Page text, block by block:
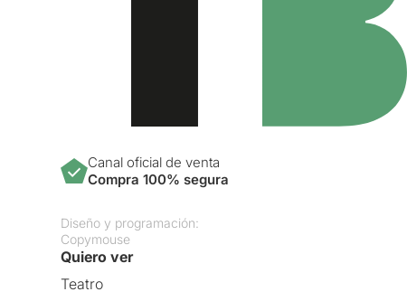
Canal oficial de venta
Compra 100% segura
Diseño y programación:
Copymouse
Quiero ver
Teatro